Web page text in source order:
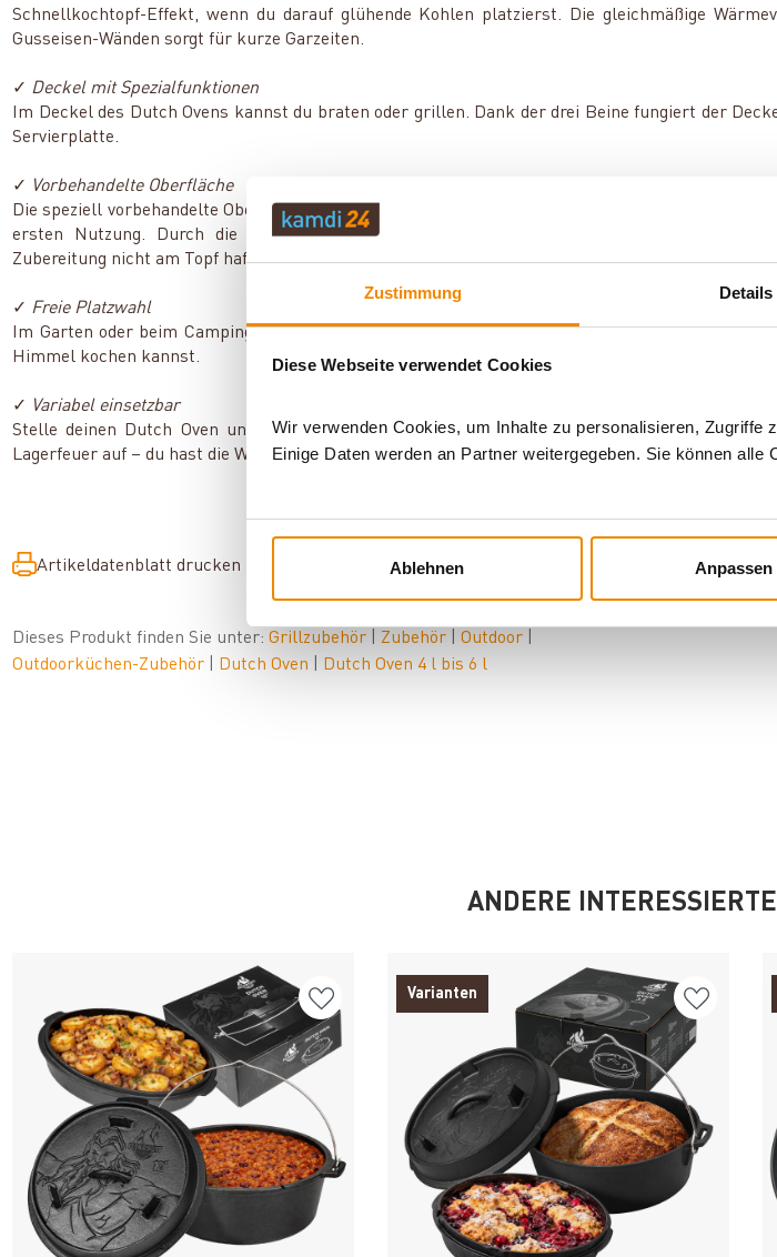
Zustimmung Details
Diese Webseite verwendet Cookies
Wir verwenden Cookies, um Inhalte zu personalisieren, Zugriffe
Einige Daten werden an Partner weitergegeben. Sie können
Ablehnen Anpassen
Schnellkochtopf-Effekt, wenn du darauf glühende Kohlen platzierst. Die gleichmäßige
Gusseisen-Wänden sorgt für kurze Garzeiten.
✓ Deckel mit Spezialfunktionen
Im Deckel des Dutch Ovens kannst du braten oder grillen. Dank der drei Beine fungiert der
Servierplatte.
✓ Vorbehandelte Oberfläche
Die speziell vorbehandelte Oberfläche macht deinen Dutch Oven sofort einsatzbereit – ohne
ersten Nutzung. Durch die Vorbehandlung und eine besondere Struktur des Materials
Zubereitung nicht am Topf haften, sodass du nur wenig Fett verwenden musst.
✓ Freie Platzwahl
Im Garten oder beim Camping – mit deinem Dutch Oven bereitest du überall dort leckere
Himmel kochen kannst.
✓ Variabel einsetzbar
Stelle deinen Dutch Oven unmittelbar in die Glut oder hänge ihn an seinem stabilen
Lagerfeuer auf – du hast die Wahl.
Artikeldatenblatt drucken Frage zum Artikel
Dieses Produkt finden Sie unter:Grillzubehör Zubehör |Outdoor
Outdoorküchen-Zubehör
Dutch Oven Dutch Oven 4 l bis 6 l
ANDERE
Varianten